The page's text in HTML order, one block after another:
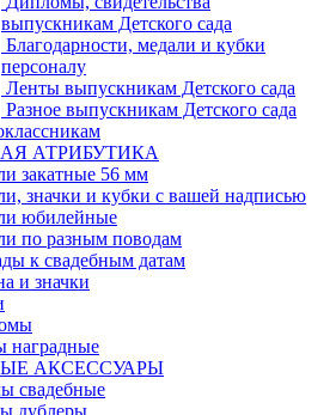
выпускникам Детского сада
Благодарности, медали и кубки
персоналу
Ленты выпускникам Детского сада
Разное выпускникам Детского сада
АТРИБУТИКА
закатные 56 мм
значки и кубки с вашей надписью
юбилейные
по разным поводам
к свадебным датам
и значки
наградные
АКСЕССУАРЫ
свадебные
дублеры